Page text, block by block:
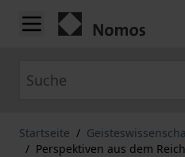
Zum Inhalt springen
Startseite /
/ Perspektiven aus dem